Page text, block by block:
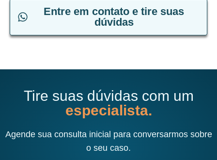
Entre em contato e tire suas
dúvidas
Tire suas dúvidas com um
especialista.
Agende sua consulta inicial para conversarmos sobre
o seu caso.